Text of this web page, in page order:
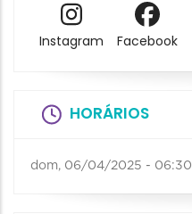
Instagram Facebook
HORÁRIOS
dom, 06/04/2025 - 06:30